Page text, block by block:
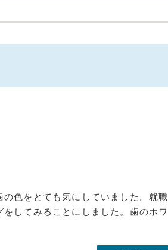
色をとても気にしていました。就職
してみることにしました。歯のホワ